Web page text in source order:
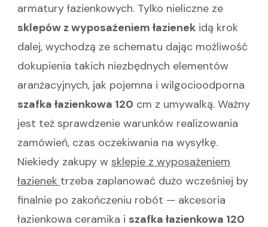
armatury łazienkowych. Tylko nieliczne ze
sklepów z wyposażeniem łazienek idą krok
dalej, wychodzą ze schematu dając możliwość
dokupienia takich niezbędnych elementów
aranżacyjnych, jak pojemna i wilgocioodporna
szafka łazienkowa 120 cm z umywalką. Ważny
jest też sprawdzenie warunków realizowania
zamówień, czas oczekiwania na wysyłkę.
Niekiedy zakupy w sklepie z wyposażeniem
łazienek trzeba zaplanować dużo wcześniej by
finalnie po zakończeniu robót — akcesoria
łazienkowa ceramika i szafka łazienkowa 120